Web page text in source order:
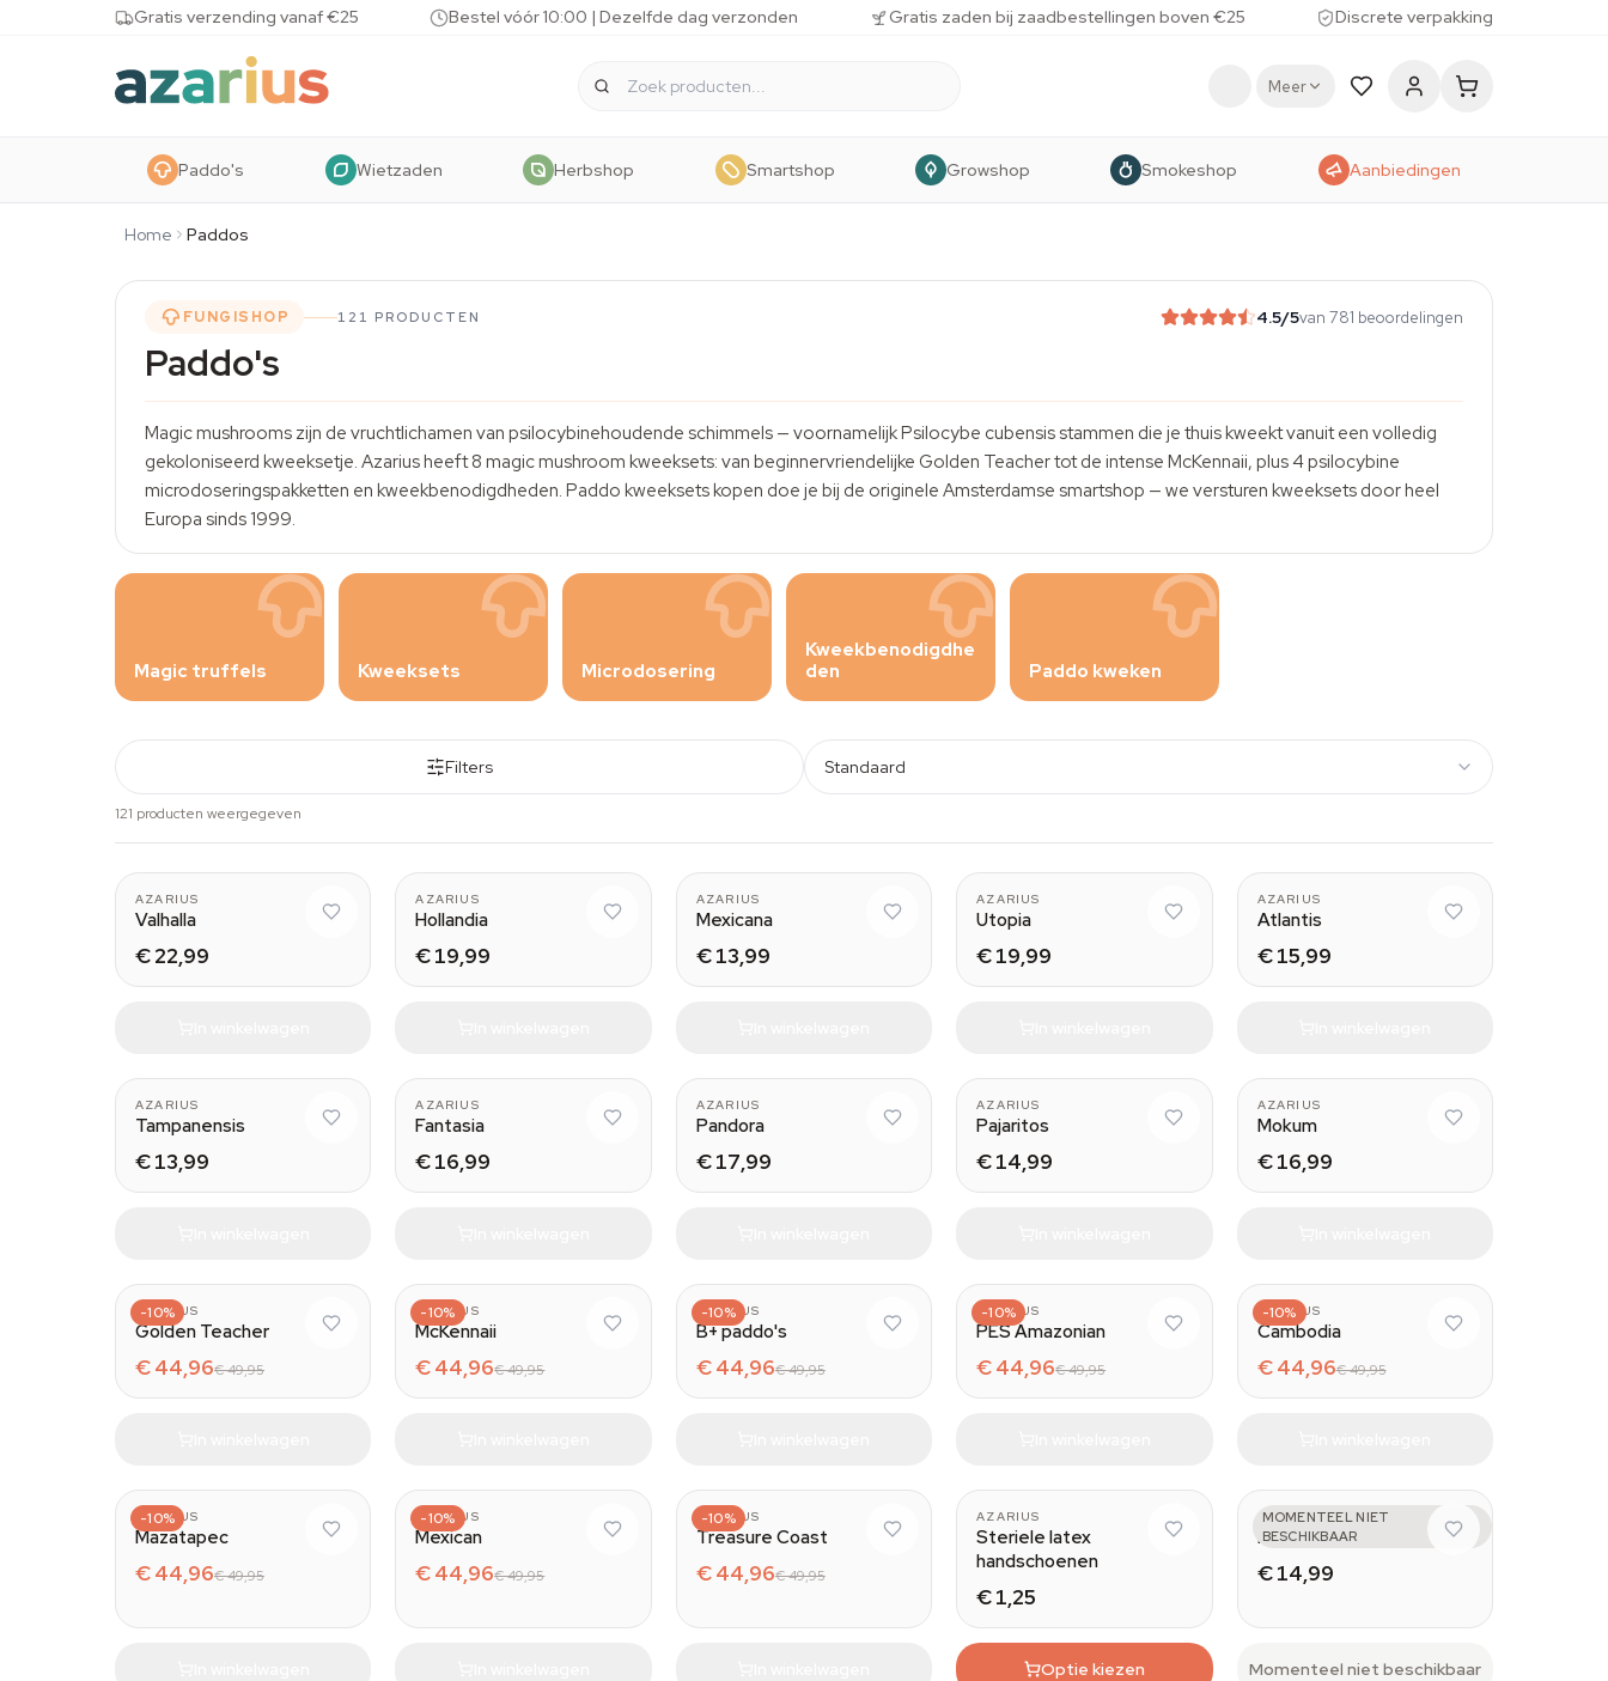
Skip to content Gratis verzending vanaf €25 Bestel vóór 10:00 | Dezelfde dag verzonden Gratis zaden bij zaadbestellingen boven €25 Discrete verpakking
Meer
Paddo's Wietzaden Herbshop Smartshop Growshop Smokeshop Aanbiedingen
Home Paddos
FUNGISHOP 121 PRODUCTEN 4.5/5van 781 beoordelingen
Paddo's
Magic mushrooms zijn de vruchtlichamen van psilocybinehoudende schimmels — voornamelijk Psilocybe cubensis stammen die je thuis kweekt vanuit een volledig
gekoloniseerd kweeksetje. Azarius heeft 8 magic mushroom kweeksets: van beginnervriendelijke Golden Teacher tot de intense McKennaii, plus 4 psilocybine
microdoseringspakketten en kweekbenodigdheden. Paddo kweeksets kopen doe je bij de originele Amsterdamse smartshop — we versturen kweeksets door heel
Europa sinds 1999.
Magic truffels Kweeksets Microdosering
Kweekbenodigdhe
den
Paddo kweken
Filters Standaard
121 producten weergegeven
AZARIUS
Valhalla
€ 22,99
AZARIUS
Hollandia
€ 19,99
AZARIUS
Mexicana
€ 13,99
AZARIUS
Utopia
€ 19,99
AZARIUS
Atlantis
€ 15,99
AZARIUS
Tampanensis
€ 13,99
AZARIUS
Fantasia
€ 16,99
AZARIUS
Pandora
€ 17,99
AZARIUS
Pajaritos
€ 14,99
AZARIUS
Mokum
€ 16,99
-10%
AZARIUS
Golden Teacher
€ 44,96€ 49,95
-10%
AZARIUS
McKennaii
€ 44,96€ 49,95
-10%
AZARIUS
B+ paddo's
€ 44,96€ 49,95
-10%
AZARIUS
PES Amazonian
€ 44,96€ 49,95
-10%
AZARIUS
Cambodia
€ 44,96€ 49,95
-10%
AZARIUS
Mazatapec
€ 44,96€ 49,95
-10%
AZARIUS
Mexican
€ 44,96€ 49,95
-10%
AZARIUS
Treasure Coast
€ 44,96€ 49,95
AZARIUS
Steriele latex
handschoenen
€ 1,25
Optie kiezen
MOMENTEEL NIET
BESCHIKBAAR
AZARIUS
Mental
€ 14,99
Momenteel niet beschikbaar